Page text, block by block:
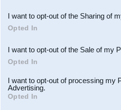
Downstream Participants
third parties.
I want to opt-out of the Sharing of
Opted In
I want to opt-out of the Sale of my
Opted In
I want to opt-out of processing my
Advertising.
Opted In